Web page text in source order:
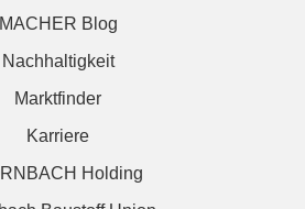
MACHER Blog
Nachhaltigkeit
Marktfinder
Karriere
Holding